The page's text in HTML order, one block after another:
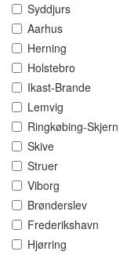
Syddjurs
Aarhus
Herning
Holstebro
Ikast-Brande
Lemvig
Ringkøbing-Skjern
Skive
Struer
Viborg
Brønderslev
Frederikshavn
Hjørring